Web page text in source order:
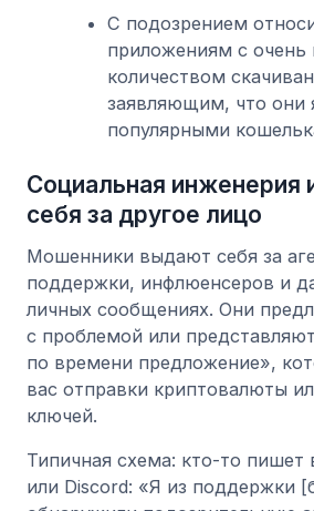
С подозрением
приложениям с
количеством
заявляющим, что они
популярными
Социальная инженерия
себя за другое лицо
Мошенники выдают себя за
поддержки, инфлюенсеров и
личных сообщениях. Они
с проблемой или
по времени предложение»,
вас отправки криптовалюты
ключей.
Типичная схема: кто-то пишет
или Discord: «Я из поддержки